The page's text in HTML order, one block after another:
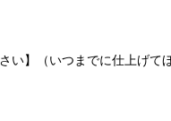
い】（いつまでに仕上げて